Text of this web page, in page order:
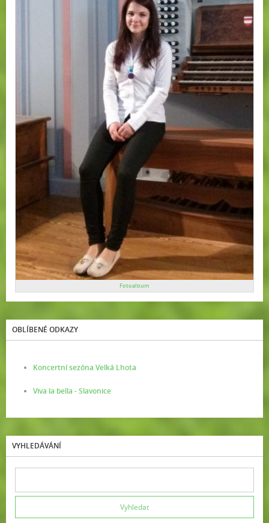
Fotoalbum
OBLÍBENÉ ODKAZY
Koncertní sezóna Velká Lhota
Viva la bella - Slavonice
VYHLEDÁVÁNÍ